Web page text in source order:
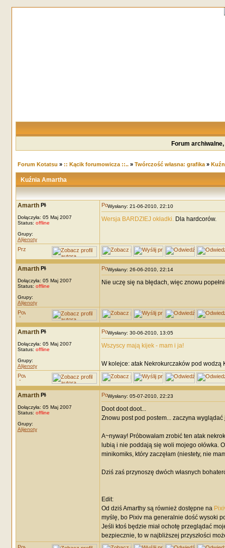
Forum
Forum Kotatsu » :: Kącik forumowicza ::..» Twórczość własna: grafika»
Kuźnia Amartha
Amarth
Dołączyła: 05 Maj 2007
Status: offline
Grupy:
Alijenoty
Wysłany: 21-06-2010, 22:10
Wersja BARDZIEJ okładki.Dla hardcorów.
Amarth
Dołączyła: 05 Maj 2007
Status: offline
Grupy:
Alijenoty
Wysłany: 26-06-2010, 22:14
Nie uczę się na błędach, więc znowu
Amarth
Dołączyła: 05 Maj 2007
Status: offline
Grupy:
Alijenoty
Wysłany: 30-06-2010, 13:05
Wszyscy mają kijek - mam i ja!
W kolejce: atak Nekrokurczaków pod wodzą
Amarth
Dołączyła: 05 Maj 2007
Status: offline
Grupy:
Alijenoty
Wysłany: 05-07-2010, 22:23
Doot doot doot...
Znowu post pod postem... zaczyna
A~nyway! Próbowałam zrobić ten atak
lubią i nie poddają się woli mojego ołówka.
minikomiks, który zaczęłam (niestety, nie
Dziś zaś przynoszę dwóch własnych
Edit:
Od dziś Amarthy są również dostępne na
myślę, bo Pixiv ma generalnie dość wysoki
Jeśli ktoś będzie miał ochotę przeglądać
bezpiecznie, to w najbliższej przyszłości